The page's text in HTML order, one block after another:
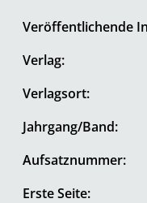
Veröffentlichende
Verlag:
Verlagsort:
Jahrgang/Band:
Aufsatznummer:
Erste Seite: